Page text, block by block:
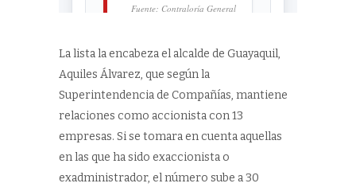
La lista la encabeza el alcalde de Guayaquil,
Aquiles Álvarez, que según la
Superintendencia de Compañías, mantiene
relaciones como accionista con 13
empresas. Si se tomara en cuenta aquellas
en las que ha sido exaccionista o
exadministrador, el número sube a 30